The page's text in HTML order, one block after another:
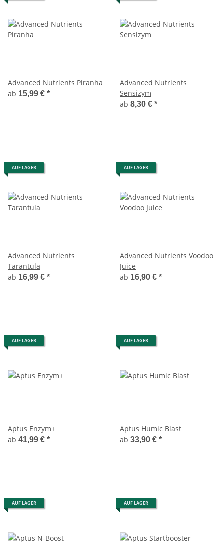
Advanced Nutrients Piranha
ab 15,99 € *
Advanced Nutrients
Sensizym
ab 8,30 € *
AUF LAGER
Advanced Nutrients
Tarantula
ab 16,99 € *
AUF LAGER
Advanced Nutrients Voodoo
Juice
ab 16,90 € *
AUF LAGER
Aptus Enzym+
ab 41,99 € *
AUF LAGER
Aptus Humic Blast
ab 33,90 € *
AUF LAGER AUF LAGER